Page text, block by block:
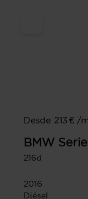
Desde 213 € /
BMW
216d
2016
Diésel